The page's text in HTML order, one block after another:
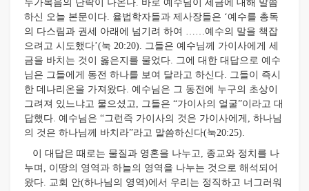
누가복음의 단락이 나온다. 바로 예수님이 세금에 대해 말씀
하신 오늘 본문이다. 율법학자들과 제사장들은 ‘예수를 총독
의 다스림과 권세 아래에 넘기려 하여 ……예수의 말을 책잡
으려고 시도했다’(눅 20:20). 그들은 예수님께 가이사에게 세
금을 바치는 것이 옳은지를 물었다. 그에 대한 대답으로 예수
님은 그들에게 동전 하나를 보여 달라고 하신다. 그들이 즉시
한 데나리온을 가져왔다. 예수님은 그 동전에 누구의 초상이
그려져 있느냐고 물으셨고, 그들은 “가이사의 얼굴”이라고 대
답했다. 예수님은 “그런즉 가이사의 것은 가이사에게, 하나님
의 것은 하나님께 바치라”라고 말씀하신다(눅20:25).
이 대답은 때로는 물질과 영혼을 나누고, 종교와 정치를 나
누며, 이땅의 영역과 하늘의 영역을 나누는 것으로 해석되어
왔다. 교회 안(하나님의 영역)에서 우리는 정직하고 너그러워